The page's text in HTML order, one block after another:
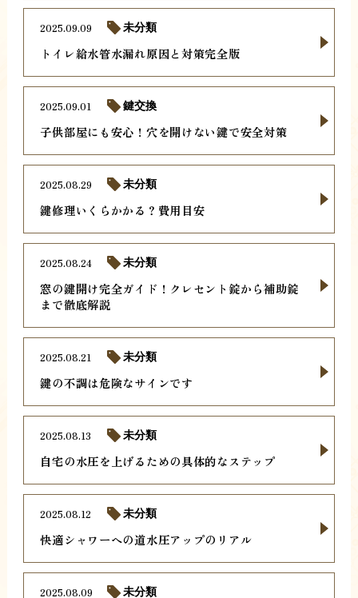
トイレ給水管水漏れ原因と対策完全版
2025.09.09 未分類
子供部屋にも安心！穴を開けない鍵で安全対策
2025.09.01 鍵交換
鍵修理いくらかかる？費用目安
2025.08.29 未分類
窓の鍵開け完全ガイド！クレセント錠から補助錠
まで徹底解説
2025.08.24 未分類
鍵の不調は危険なサインです
2025.08.21 未分類
自宅の水圧を上げるための具体的なステップ
2025.08.13 未分類
快適シャワーへの道水圧アップのリアル
2025.08.12 未分類
2025.08.09 未分類